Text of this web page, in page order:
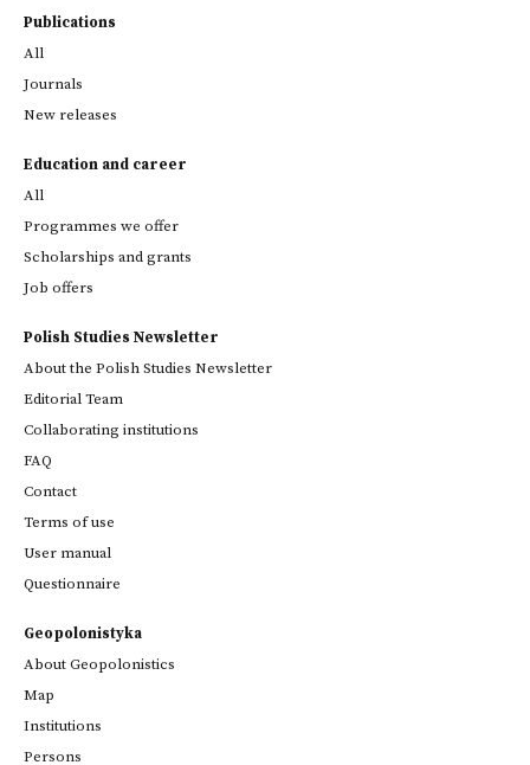
Publications
All
Journals
New releases
Education and career
All
Programmes we offer
Scholarships and grants
Job offers
Polish Studies Newsletter
About the Polish Studies Newsletter
Editorial Team
Collaborating institutions
FAQ
Contact
Terms of use
User manual
Questionnaire
Geopolonistyka
About Geopolonistics
Map
Institutions
Persons